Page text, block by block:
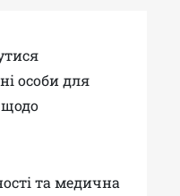
особи для
та медична